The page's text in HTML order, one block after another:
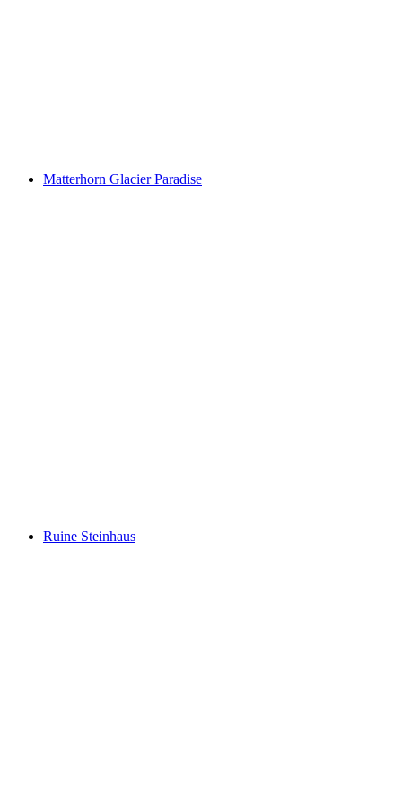
Matterhorn Glacier Paradise
Ruine Steinhaus